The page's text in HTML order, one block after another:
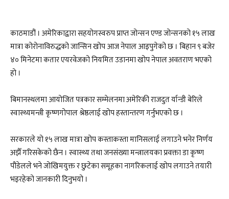
काठमाडौं । अमेरिकाद्वारा सहयोगस्वरुप प्राप्त जोन्सन एण्ड जोन्सनको १५ लाख
मात्रा कोरोनाविरुद्धको जान्सिन खोप आज नेपाल आइपुगेको छ । बिहान ९ बजेर
४० मिनेटमा कतार एयरवेजको नियमित उडानमा खोप नेपाल अवतराण भएको
हो ।
बिमानस्थलमा आयोजित पत्रकार सम्मेलनमा अमेरिकी राजदुत र्यान्डी बेरिले
स्वास्थ्यमन्त्री कृष्णगोपाल श्रेष्ठलाई खोप हस्तान्तरण गर्नुभएको छ ।
सरकारले यो १५ लाख मात्रा खोप कस्ताकस्ता मानिसलाई लगाउने भनेर निर्णय
अझैँ गरिसकेको छैन । स्वास्थ्य तथा जनसंख्या मन्त्रालयका प्रवक्ता डा कृष्ण
पौडेलले भने जोखिमयुक्त र छुटेका समूहका नागरिकलाई खोप लगाउने तयारी
भइरहेको जानकारी दिनुभयो ।